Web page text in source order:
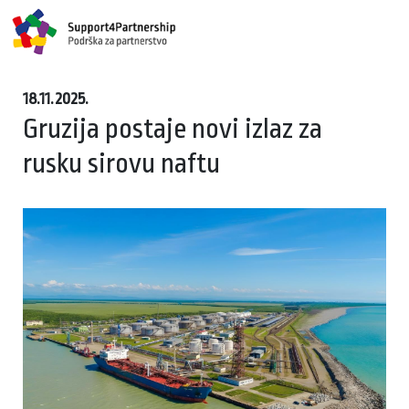
18.11.2025.
Gruzija postaje novi izlaz za
rusku sirovu naftu